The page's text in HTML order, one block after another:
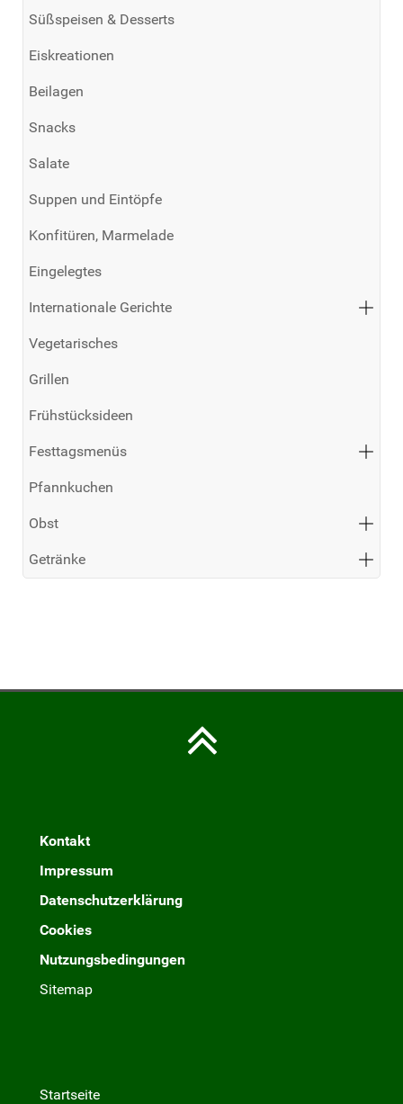
Süßspeisen & Desserts
Eiskreationen
Beilagen
Snacks
Salate
Suppen und Eintöpfe
Konfitüren, Marmelade
Eingelegtes
Internationale Gerichte
Vegetarisches
Grillen
Frühstücksideen
Festtagsmenüs
Pfannkuchen
Obst
Getränke
Kontakt
Impressum
Datenschutzerklärung
Cookies
Nutzungsbedingungen
Sitemap
Startseite